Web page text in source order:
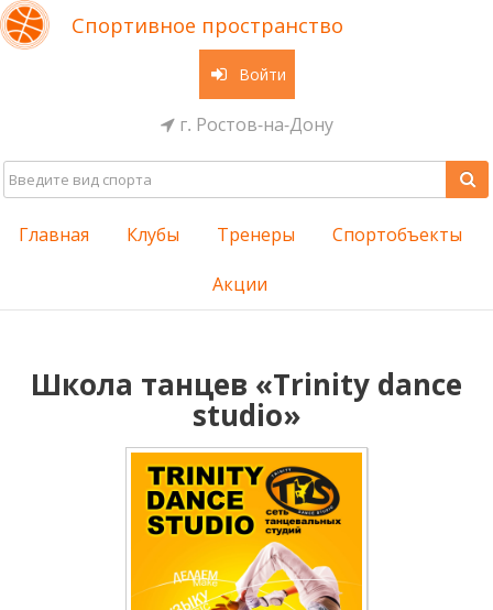
Спортивное пространство
Войти
г. Ростов-на-Дону
Главная Клубы Тренеры Спортобъекты
Акции
Школа танцев «Trinity dance
studio»